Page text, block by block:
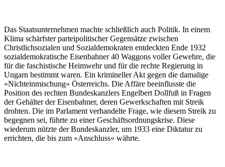
Das Staatsunternehmen machte schließlich auch Politik. In einem
Klima schärfster parteipolitischer Gegensätze zwischen
Christlichsozialen und Sozialdemokraten entdeckten Ende 1932
sozialdemokratische Eisenbahner 40 Waggons voller Gewehre, die
für die faschistische Heimwehr und für die rechte Regierung in
Ungarn bestimmt waren. Ein krimineller Akt gegen die damalige
»Nichteinmischung« Österreichs. Die Affäre beeinflusste die
Position des rechten Bundeskanzlers Engelbert Dollfuß in Fragen
der Gehälter der Eisenbahner, deren Gewerkschaften mit Streik
drohten. Die im Parlament verhandelte Frage, wie diesem Streik zu
begegnen sei, führte zu einer Geschäftsordnungskrise. Diese
wiederum nützte der Bundeskanzler, um 1933 eine Diktatur zu
errichten, die bis zum »Anschluss« währte.